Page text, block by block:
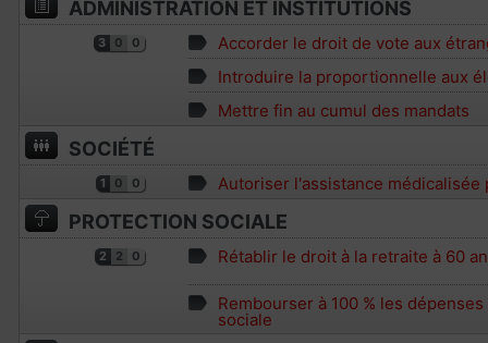
ADMINISTRATION ET INSTITUTIONS
3 0 0
Accorder le droit de vote aux
Introduire la proportionnelle aux
Mettre fin au cumul des mandats
SOCIÉTÉ
1 0 0 Autoriser l'assistance médicalisée
PROTECTION SOCIALE
2 2 0 Rétablir le droit à la retraite à 60
Rembourser à 100 % les
sociale